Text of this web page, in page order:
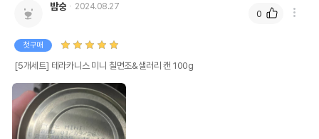
밤숭 2024.08.27
첫구매
[5개세트] 테라카니스 미니 칠면조&샐러리 캔 100g
0